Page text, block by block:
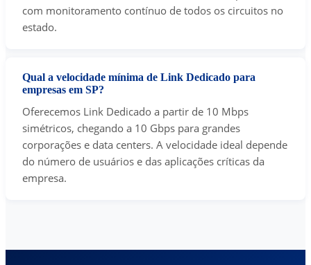
com monitoramento contínuo de todos os circuitos no
estado.
Qual a velocidade mínima de Link Dedicado para
empresas em SP?
Oferecemos Link Dedicado a partir de 10 Mbps
simétricos, chegando a 10 Gbps para grandes
corporações e data centers. A velocidade ideal depende
do número de usuários e das aplicações críticas da
empresa.